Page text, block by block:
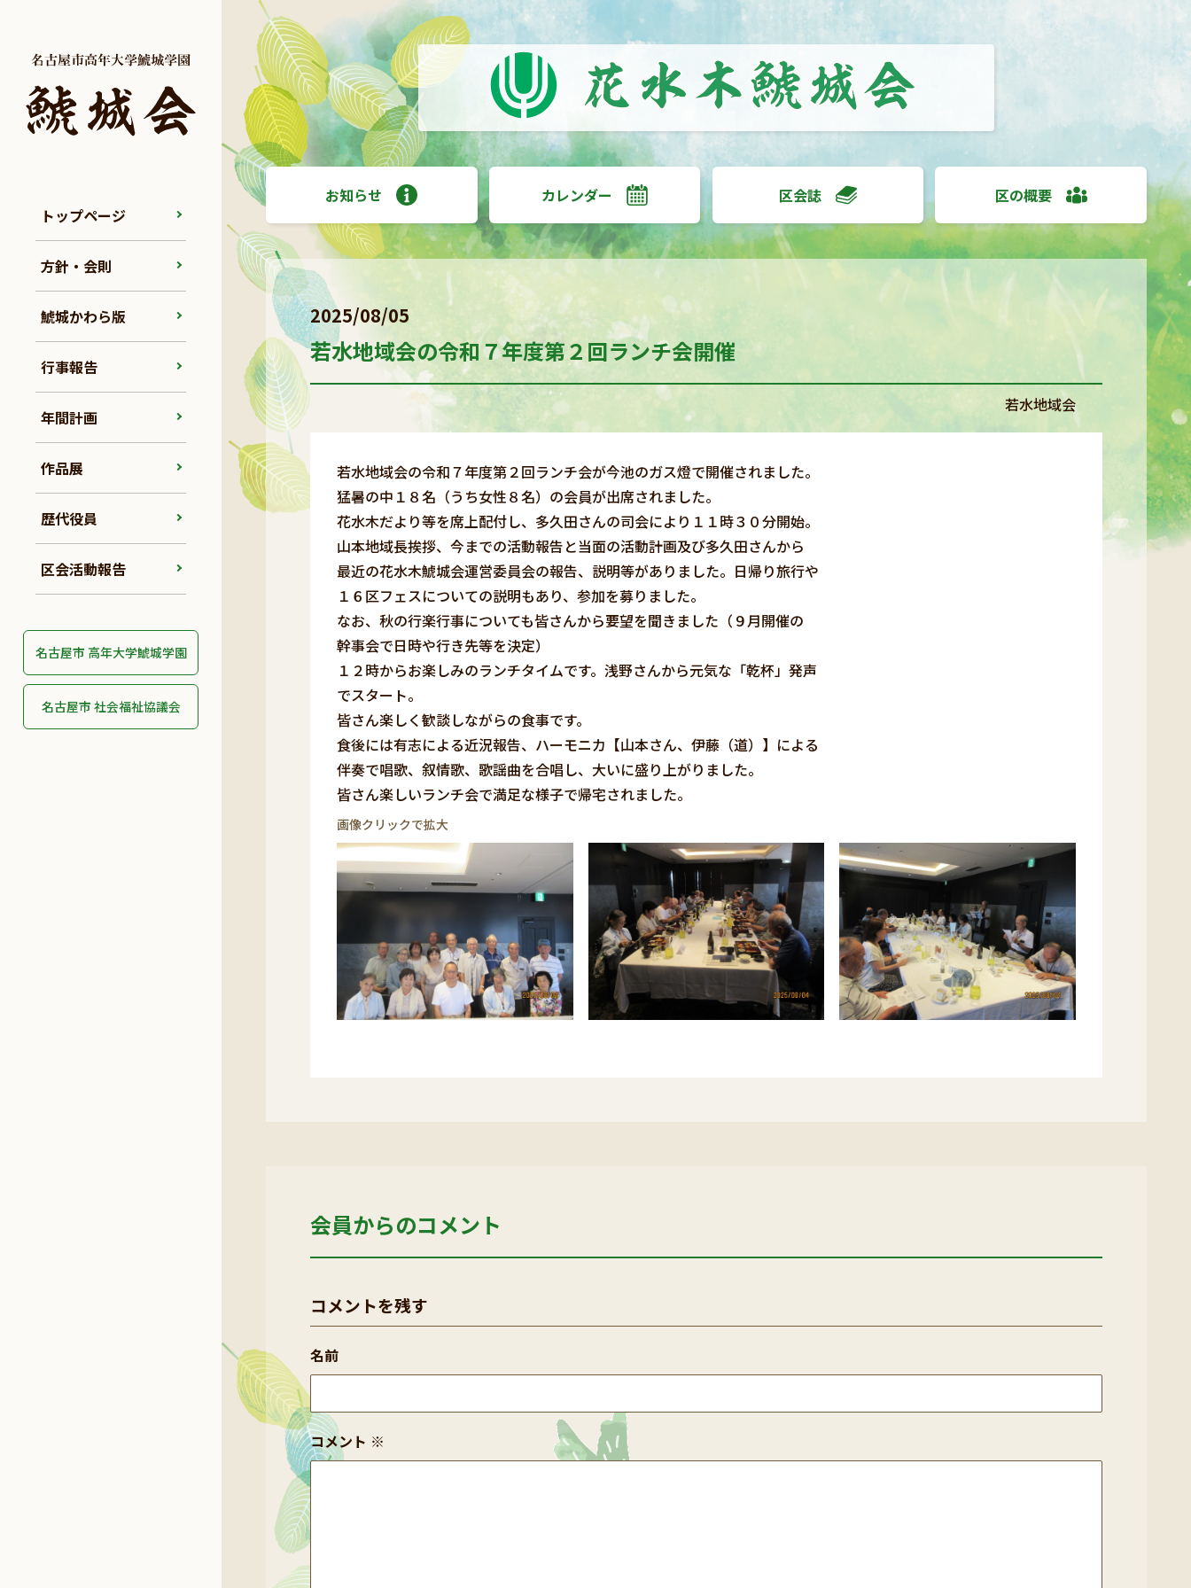
トップページ
方針・会則
鯱城かわら版
行事報告
年間計画
作品展
歴代役員
区会活動報告
名古屋市 高年大学鯱城学園
名古屋市 社会福祉協議会
お知らせ カレンダー 区会誌 区の概要
2025/08/05
若水地域会の令和７年度第２回ランチ会開催
若水地域会
若水地域会の令和７年度第２回ランチ会が今池のガス燈で開催されました。
猛暑の中１８名（うち女性８名）の会員が出席されました。
花水木だより等を席上配付し、多久田さんの司会により１１時３０分開始。
山本地域長挨拶、今までの活動報告と当面の活動計画及び多久田さんから
最近の花水木鯱城会運営委員会の報告、説明等がありました。日帰り旅行や
１６区フェスについての説明もあり、参加を募りました。
なお、秋の行楽行事についても皆さんから要望を聞きました（９月開催の
幹事会で日時や行き先等を決定）
１２時からお楽しみのランチタイムです。浅野さんから元気な「乾杯」発声
でスタート。
皆さん楽しく歓談しながらの食事です。
食後には有志による近況報告、ハーモニカ【山本さん、伊藤（道）】による
伴奏で唱歌、叙情歌、歌謡曲を合唱し、大いに盛り上がりました。
皆さん楽しいランチ会で満足な様子で帰宅されました。
画像クリックで拡大
会員からのコメント
コメントを残す
コメント ※
名前